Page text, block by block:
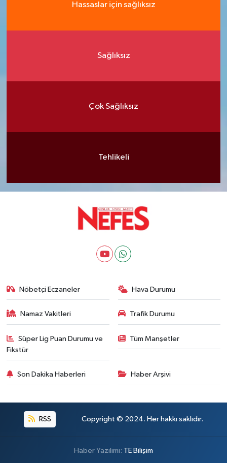
Hassaslar için sağlıksız
Sağlıksız
Çok Sağlıksız
Tehlikeli
Nöbetçi Eczaneler Hava Durumu
Namaz Vakitleri Trafik Durumu
Süper Lig Puan Durumu ve
Fikstür
Tüm Manşetler
Son Dakika Haberleri Haber Arşivi
RSS Copyright © 2024. Her hakkı saklıdır.
Haber Yazılımı: TE Bilişim